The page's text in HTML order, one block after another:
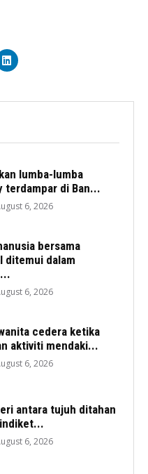
lumba-lumba
terdampar di Ban...
6, 2026
bersama
ditemui dalam
6, 2026
cedera ketika
aktiviti mendaki...
6, 2026
antara tujuh ditahan
6, 2026